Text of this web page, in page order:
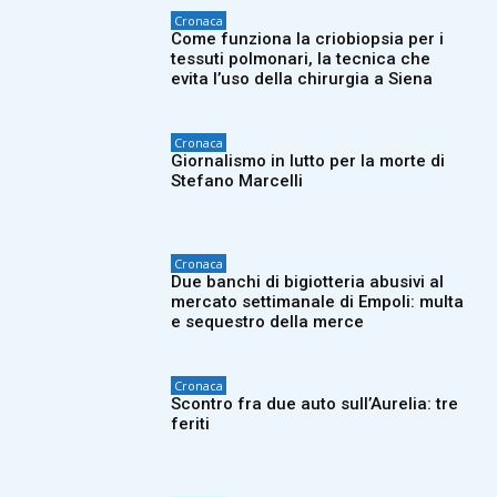
Cronaca
Come funziona la criobiopsia per i
tessuti polmonari, la tecnica che
evita l’uso della chirurgia a Siena
Cronaca
Giornalismo in lutto per la morte di
Stefano Marcelli
Cronaca
Due banchi di bigiotteria abusivi al
mercato settimanale di Empoli: multa
e sequestro della merce
Cronaca
Scontro fra due auto sull’Aurelia: tre
feriti